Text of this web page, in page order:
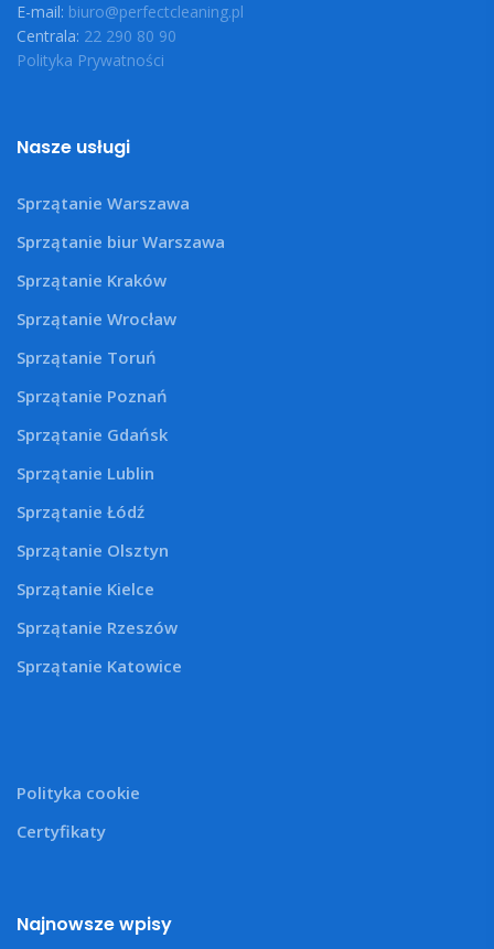
E-mail: biuro@perfectcleaning.pl
Centrala: 22 290 80 90
Polityka Prywatności
Nasze usługi
Sprzątanie Warszawa
Sprzątanie biur Warszawa
Sprzątanie Kraków
Sprzątanie Wrocław
Sprzątanie Toruń
Sprzątanie Poznań
Sprzątanie Gdańsk
Sprzątanie Lublin
Sprzątanie Łódź
Sprzątanie Olsztyn
Sprzątanie Kielce
Sprzątanie Rzeszów
Sprzątanie Katowice
Polityka cookie
Certyfikaty
Najnowsze wpisy